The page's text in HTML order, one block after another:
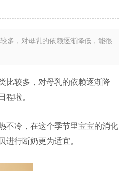
多，对母乳的依赖逐渐降低，能很
比较多，对母乳的依赖逐渐降
程啦。
不冷，在这个季节里宝宝的消化
进行断奶更为适宜。